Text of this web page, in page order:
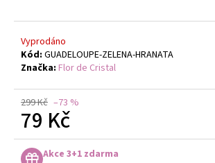
Vyprodáno
Kód: GUADELOUPE-ZELENA-HRANATA
Značka: Flor de Cristal
299 Kč –73 %
79 Kč
Měrná
cena:Akce 3+1 zdarma
Kč